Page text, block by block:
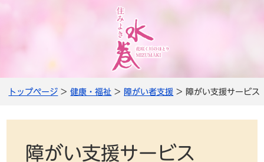
トップページ >健康・福祉 >障がい者支援 > 障がい支援サービス
障がい支援サービス